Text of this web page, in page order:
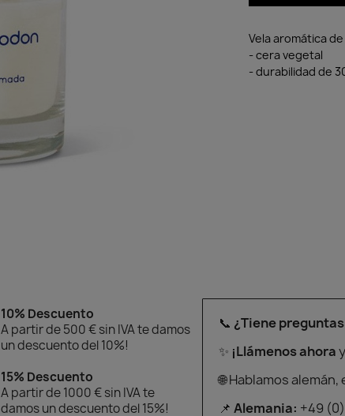
Vela aromática
- cera vegetal
- durabilidad de
10% Descuento
A partir de 500 € sin IVA te damos
un descuento del 10%!
15% Descuento
A partir de 1000 € sin IVA te
damos un descuento del 15%!
📞 ¿Tiene preguntas
✨ ¡Llámenos ahora
🌐 Hablamos
📌 Alemania: +49